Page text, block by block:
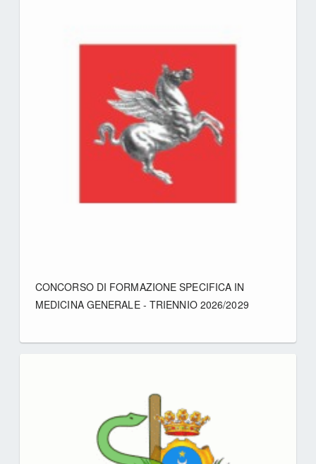
CONCORSO DI FORMAZIONE SPECIFICA IN
MEDICINA GENERALE - TRIENNIO 2026/2029